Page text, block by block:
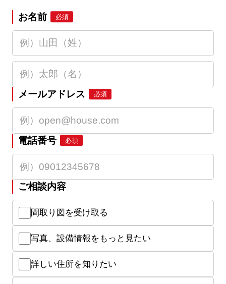
お名前 必須
メールアドレス 必須
電話番号 必須
ご相談内容
間取り図を受け取る
写真、設備情報をもっと見たい
詳しい住所を知りたい